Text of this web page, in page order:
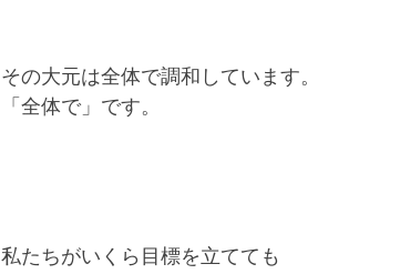
その大元は全体で調和しています。
「全体で」です。
私たちがいくら目標を立てても